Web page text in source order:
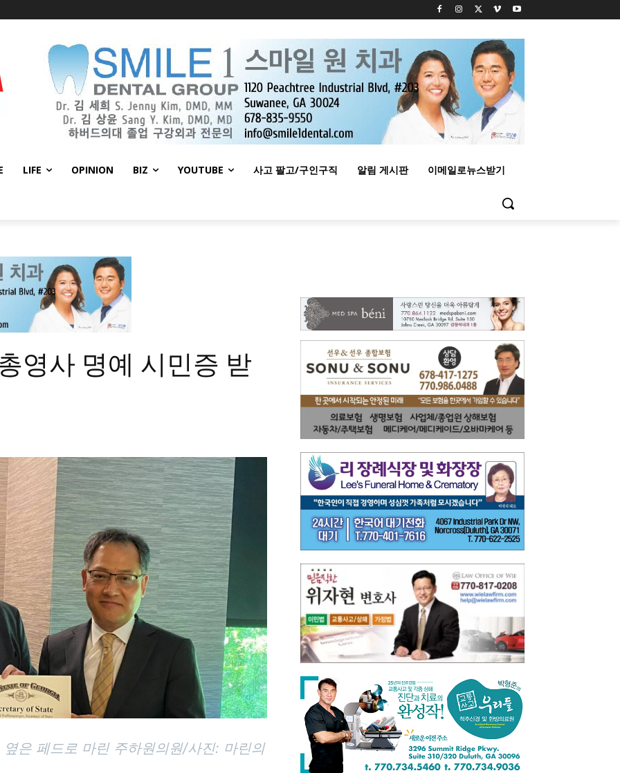
LIFE OPINION BIZ YOUTUBE 사고 팔고/구인구직 알림 게시판 이메일로뉴스받기
영사 명예 시민증 받
은 페드로 마린 주하원의원/사진: 마린의